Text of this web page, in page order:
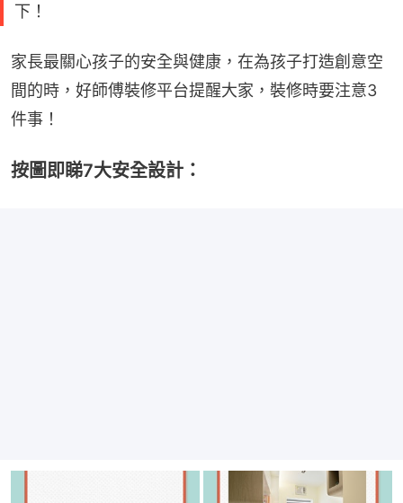
下！
家長最關心孩子的安全與健康，在為孩子打造創意空
間的時，好師傅裝修平台提醒大家，裝修時要注意3
件事！
按圖即睇7大安全設計：